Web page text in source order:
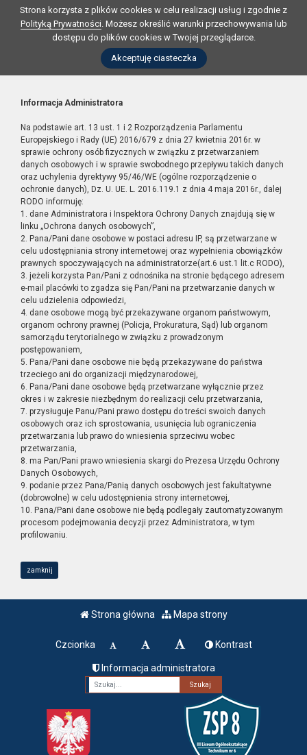
Strona korzysta z plików cookies w celu realizacji usług i zgodnie z
Polityką Prywatności. Możesz określić warunki przechowywania lub
dostępu do plików cookies w Twojej przeglądarce.
Akceptuję ciasteczka
Informacja Administratora
Na podstawie art. 13 ust. 1 i 2 Rozporządzenia Parlamentu
Europejskiego i Rady (UE) 2016/679 z dnia 27 kwietnia 2016r. w
sprawie ochrony osób fizycznych w związku z przetwarzaniem
danych osobowych i w sprawie swobodnego przepływu takich danych
oraz uchylenia dyrektywy 95/46/WE (ogólne rozporządzenie o
ochronie danych), Dz. U. UE. L. 2016.119.1 z dnia 4 maja 2016r., dalej
RODO informuję:
1. dane Administratora i Inspektora Ochrony Danych znajdują się w
linku „Ochrona danych osobowych”,
2. Pana/Pani dane osobowe w postaci adresu IP, są przetwarzane w
celu udostępniania strony internetowej oraz wypełnienia obowiązków
prawnych spoczywających na administratorze(art.6 ust.1 lit.c RODO),
3. jeżeli korzysta Pan/Pani z odnośnika na stronie będącego adresem
e-mail placówki to zgadza się Pan/Pani na przetwarzanie danych w
celu udzielenia odpowiedzi,
4. dane osobowe mogą być przekazywane organom państwowym,
organom ochrony prawnej (Policja, Prokuratura, Sąd) lub organom
samorządu terytorialnego w związku z prowadzonym
postępowaniem,
5. Pana/Pani dane osobowe nie będą przekazywane do państwa
trzeciego ani do organizacji międzynarodowej,
6. Pana/Pani dane osobowe będą przetwarzane wyłącznie przez
okres i w zakresie niezbędnym do realizacji celu przetwarzania,
7. przysługuje Panu/Pani prawo dostępu do treści swoich danych
osobowych oraz ich sprostowania, usunięcia lub ograniczenia
przetwarzania lub prawo do wniesienia sprzeciwu wobec
przetwarzania,
8. ma Pan/Pani prawo wniesienia skargi do Prezesa Urzędu Ochrony
Danych Osobowych,
9. podanie przez Pana/Panią danych osobowych jest fakultatywne
(dobrowolne) w celu udostępnienia strony internetowej,
10. Pana/Pani dane osobowe nie będą podlegały zautomatyzowanym
procesom podejmowania decyzji przez Administratora, w tym
profilowaniu.
zamknij
Strona główna Mapa strony
Czcionka Kontrast
Informacja administratora
Fraza